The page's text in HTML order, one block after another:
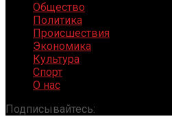
Общество
Политика
Происшествия
Экономика
Культура
Спорт
О нас
Подписывайтесь: